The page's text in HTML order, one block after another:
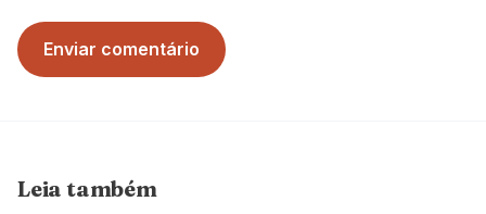
Enviar comentário
Leia também